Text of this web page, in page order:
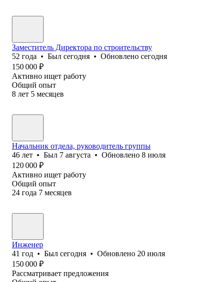
Заместитель Директора по строительству
52 года • Был сегодня • Обновлено сегодня
150 000 ₽
Активно ищет работу
Общий опыт
8 лет 5 месяцев
Начальник отдела, руководитель группы
46 лет • Был 7 августа • Обновлено 8 июля
120 000 ₽
Активно ищет работу
Общий опыт
24 года 7 месяцев
Инженер
41 год • Был сегодня • Обновлено 20 июля
150 000 ₽
Рассматривает предложения